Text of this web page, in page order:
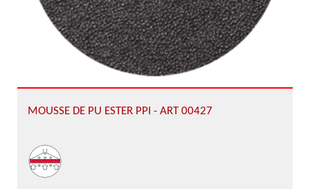
MOUSSE DE PU ESTER PPI - ART 00427